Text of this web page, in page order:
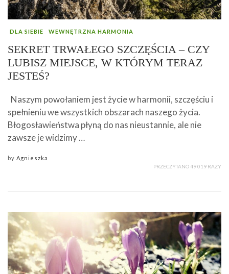
DLA SIEBIE WEWNĘTRZNA HARMONIA
SEKRET TRWAŁEGO SZCZĘŚCIA – CZY
LUBISZ MIEJSCE, W KTÓRYM TERAZ
JESTEŚ?
Naszym powołaniem jest życie w harmonii, szczęściu i
spełnieniu we wszystkich obszarach naszego życia.
Błogosławieństwa płyną do nas nieustannie, ale nie
zawsze je widzimy …
by Agnieszka
PRZECZYTANO 49 019 RAZY